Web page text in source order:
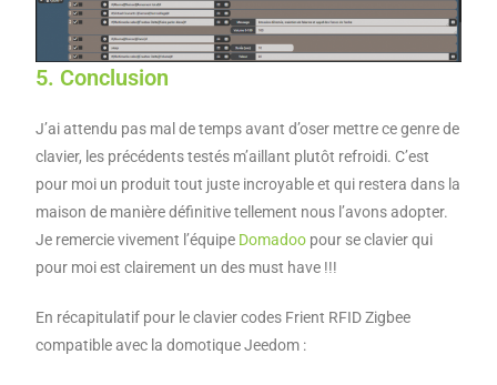
5. Conclusion
J’ai attendu pas mal de temps avant d’oser mettre ce genre de
clavier, les précédents testés m’aillant plutôt refroidi. C’est
pour moi un produit tout juste incroyable et qui restera dans la
maison de manière définitive tellement nous l’avons adopter.
Je remercie vivement l’équipe Domadoo pour se clavier qui
pour moi est clairement un des must have !!!
En récapitulatif pour le clavier codes Frient RFID Zigbee
compatible avec la domotique Jeedom :